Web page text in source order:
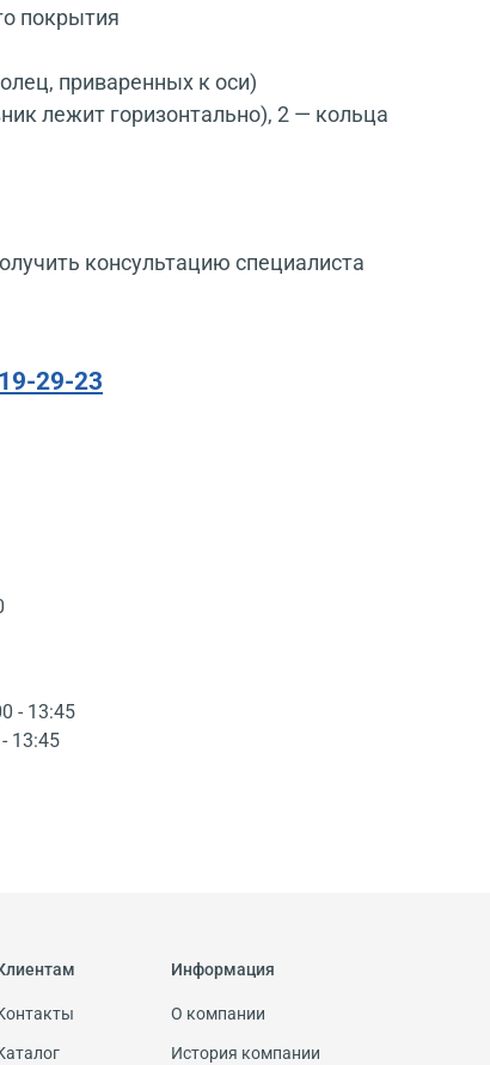
покрытия
приваренных к оси)
лежит горизонтально), 2 — кольца
консультацию специалиста
29-23
- 13:45
13:45
Информация
О компании
История компании